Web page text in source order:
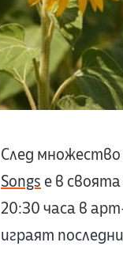
След
Songs е в
20:30 часа в
играят